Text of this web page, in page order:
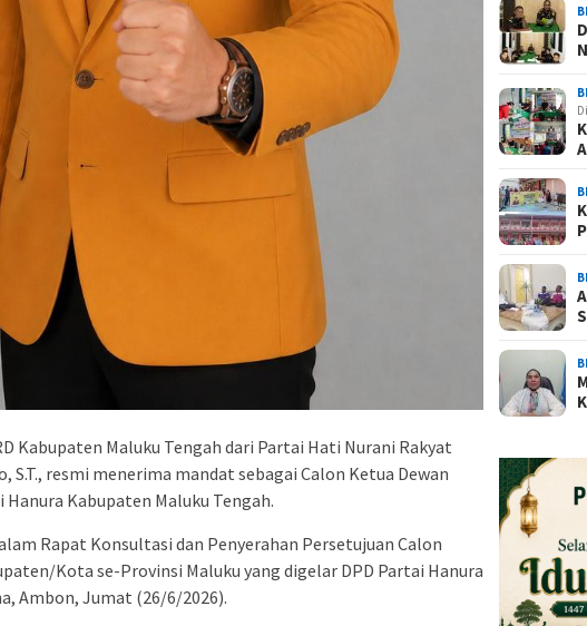
Kabupaten Maluku Tengah dari Partai Hati Nurani Rakyat
S.T., resmi menerima mandat sebagai Calon Ketua Dewan
Kabupaten Maluku Tengah.
Rapat Konsultasi dan Penyerahan Persetujuan Calon
Kota se-Provinsi Maluku yang digelar DPD Partai Hanura
Ambon, Jumat (26/6/2026).